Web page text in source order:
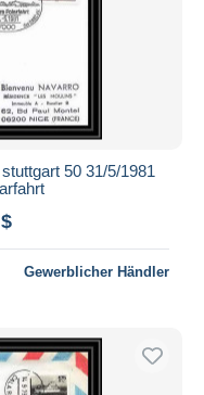
50 31/5/1981
Gewerblicher Händler